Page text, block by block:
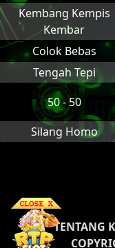
Kembang Kempis
Kembar
Colok Bebas
Tengah Tepi
50 - 50
Silang Homo
TENTANG